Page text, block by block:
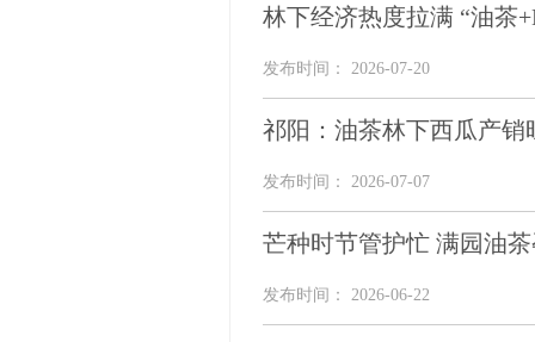
林下经济热度拉满 “油茶
发布时间： 2026-07-20
祁阳：油茶林下西瓜产销
发布时间： 2026-07-07
芒种时节管护忙 满园油
发布时间： 2026-06-22